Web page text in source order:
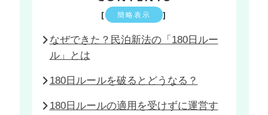
[ 簡略表示 ]
なぜできた？民泊新法の「180日ルー
ル」とは
180日ルールを破るとどうなる？
180日ルールの適用を受けずに運営す